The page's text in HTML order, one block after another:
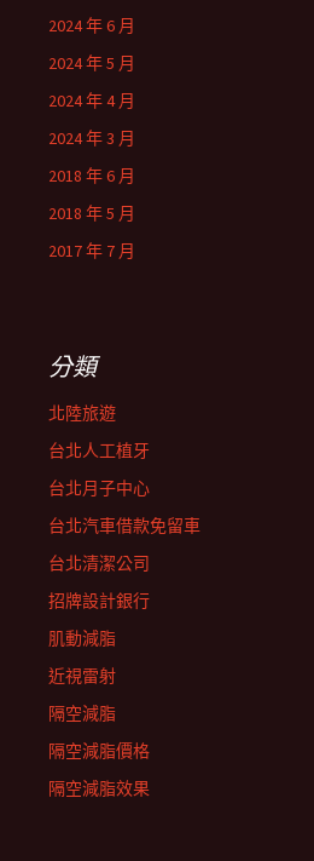
2024 年 6 月
2024 年 5 月
2024 年 4 月
2024 年 3 月
2018 年 6 月
2018 年 5 月
2017 年 7 月
分類
北陸旅遊
台北人工植牙
台北月子中心
台北汽車借款免留車
台北清潔公司
招牌設計銀行
肌動減脂
近視雷射
隔空減脂
隔空減脂價格
隔空減脂效果